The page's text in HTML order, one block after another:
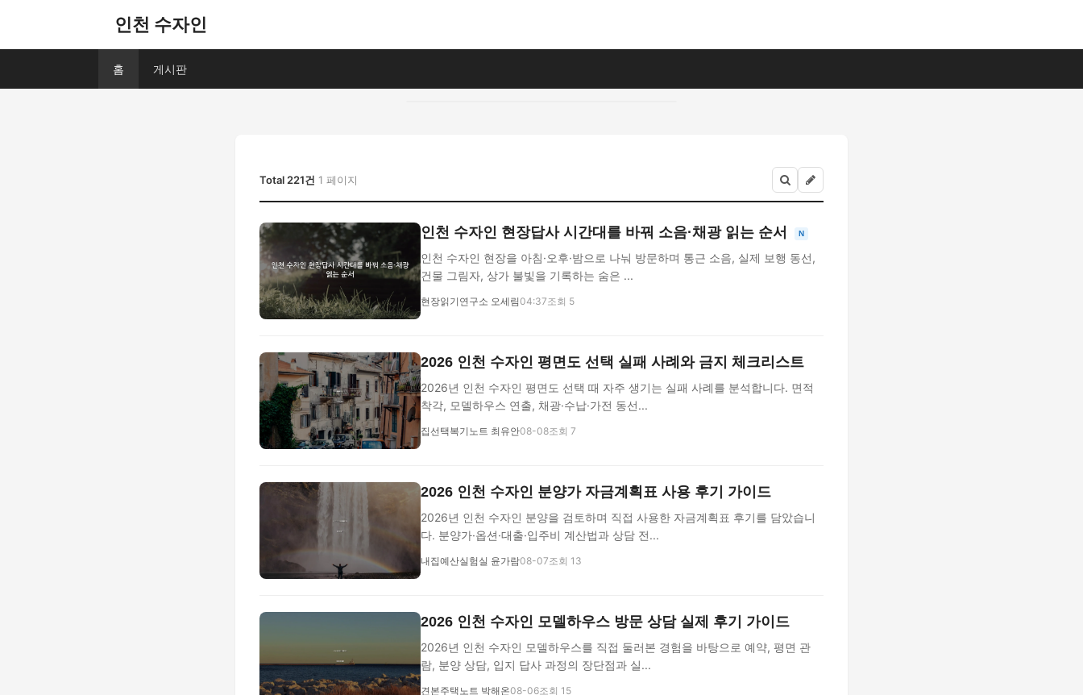
인천 수자인
홈 게시판
Total 221건 1 페이지
인천 수자인 현장답사 시간대를 바꿔 소음·채광 읽는 순서 N
인천 수자인 현장을 아침·오후·밤으로 나눠 방문하며 통근 소음, 실제 보행 동선,
건물 그림자, 상가 불빛을 기록하는 숨은 ...
현장읽기연구소 오세림04:37조회 5
2026 인천 수자인 평면도 선택 실패 사례와 금지 체크리스트
2026년 인천 수자인 평면도 선택 때 자주 생기는 실패 사례를 분석합니다. 면적
착각, 모델하우스 연출, 채광·수납·가전 동선...
집선택복기노트 최유안08-08조회 7
2026 인천 수자인 분양가 자금계획표 사용 후기 가이드
2026년 인천 수자인 분양을 검토하며 직접 사용한 자금계획표 후기를 담았습니
다. 분양가·옵션·대출·입주비 계산법과 상담 전...
내집예산실험실 윤가람08-07조회 13
2026 인천 수자인 모델하우스 방문 상담 실제 후기 가이드
2026년 인천 수자인 모델하우스를 직접 둘러본 경험을 바탕으로 예약, 평면 관
람, 분양 상담, 입지 답사 과정의 장단점과 실...
견본주택노트 박해온08-06조회 15